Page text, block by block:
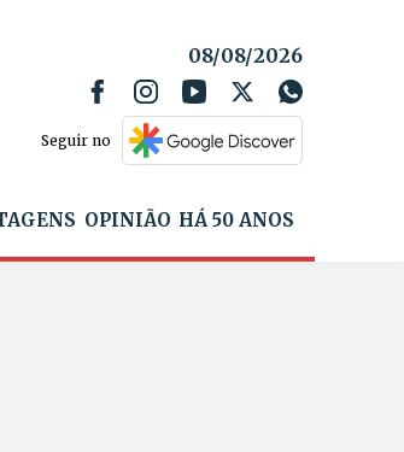
08/08/2026
Seguir no
OPINIÃO HÁ 50 ANOS